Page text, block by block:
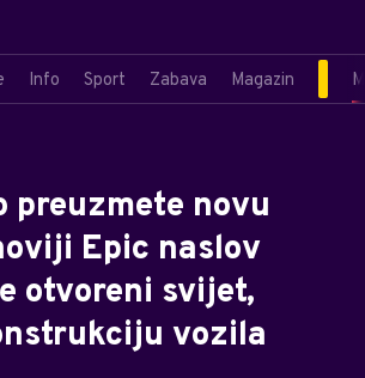
Info Sport Zabava Magazin
preuzmete novu
Epic naslov
otvoreni svijet,
vozila